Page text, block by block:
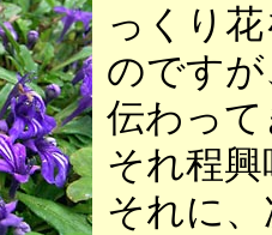
っくり
のです
伝わっ
それ程
それに